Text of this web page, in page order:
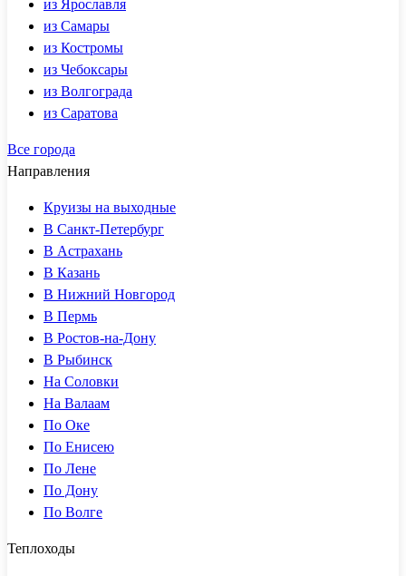
из Ярославля
из Самары
из Костромы
из Чебоксары
из Волгограда
из Саратова
Все города
Направления
Круизы на выходные
В Санкт-Петербург
В Астрахань
В Казань
В Нижний Новгород
В Пермь
В Ростов-на-Дону
В Рыбинск
На Соловки
На Валаам
По Оке
По Енисею
По Лене
По Дону
По Волге
Теплоходы